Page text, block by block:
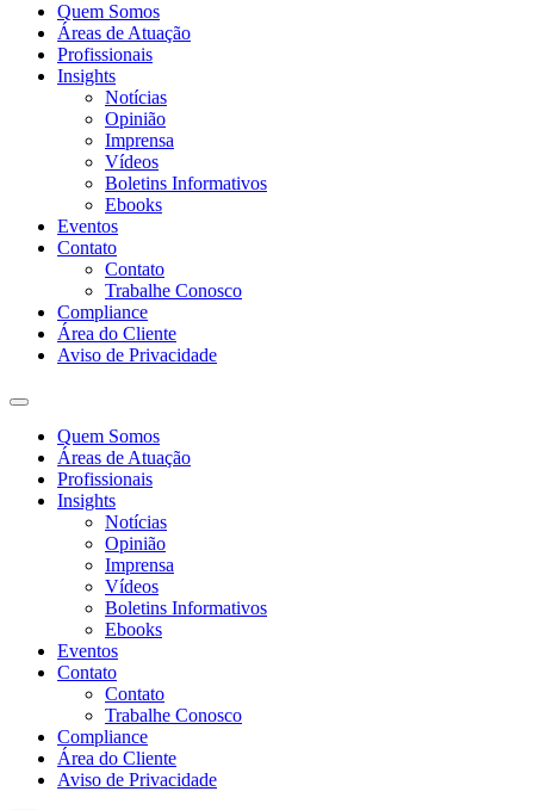
Quem Somos
Áreas de Atuação
Profissionais
Insights
Notícias
Opinião
Imprensa
Vídeos
Boletins Informativos
Ebooks
Eventos
Contato
Contato
Trabalhe Conosco
Compliance
Área do Cliente
Aviso de Privacidade
Quem Somos
Áreas de Atuação
Profissionais
Insights
Notícias
Opinião
Imprensa
Vídeos
Boletins Informativos
Ebooks
Eventos
Contato
Contato
Trabalhe Conosco
Compliance
Área do Cliente
Aviso de Privacidade